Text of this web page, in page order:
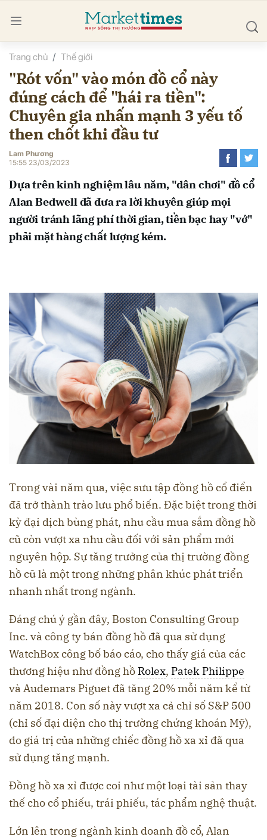
Trang chủ Thế giới
"Rót vốn" vào món đồ cổ này
đúng cách để "hái ra tiền":
Chuyên gia nhấn mạnh 3 yếu tố
then chốt khi đầu tư
Lam Phương
15:55 23/03/2023
Dựa trên kinh nghiệm lâu năm, "dân chơi" đồ cổ
Alan Bedwell đã đưa ra lời khuyên giúp mọi
người tránh lãng phí thời gian, tiền bạc hay "vớ"
phải mặt hàng chất lượng kém.
Trong vài năm qua, việc sưu tập đồng hồ cổ điển
đã trở thành trào lưu phổ biến. Đặc biệt trong thời
kỳ đại dịch bùng phát, nhu cầu mua sắm đồng hồ
cũ còn vượt xa nhu cầu đối với sản phẩm mới
nguyên hộp. Sự tăng trưởng của thị trường đồng
hồ cũ là một trong những phân khúc phát triển
nhanh nhất trong ngành.
Đáng chú ý gần đây, Boston Consulting Group
Inc. và công ty bán đồng hồ đã qua sử dụng
WatchBox công bố báo cáo, cho thấy giá của các
thương hiệu như đồng hồ Rolex, Patek Philippe
và Audemars Piguet đã tăng 20% ​​mỗi năm kể từ
năm 2018. Con số này vượt xa cả chỉ số S&P 500
(chỉ số đại diện cho thị trường chứng khoán Mỹ),
do giá trị của những chiếc đồng hồ xa xỉ đã qua
sử dụng tăng mạnh.
Đồng hồ xa xỉ được coi như một loại tài sản thay
thế cho cổ phiếu, trái phiếu, tác phẩm nghệ thuật.
Lớn lên trong ngành kinh doanh đồ cổ, Alan
luận